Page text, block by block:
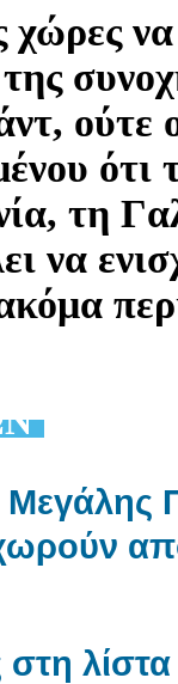
χώρες
ούτε
ότι
τη
να